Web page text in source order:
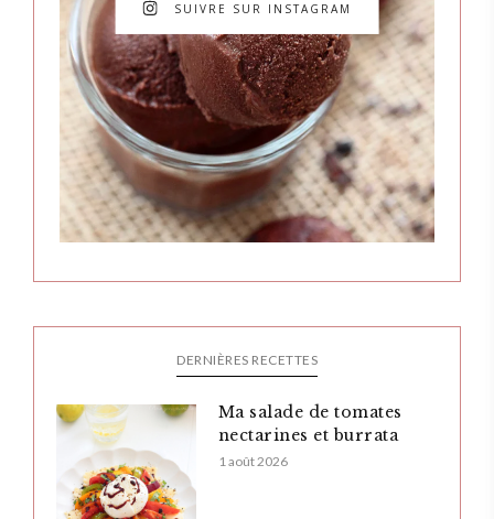
SUIVRE SUR INSTAGRAM
DERNIÈRES RECETTES
Ma salade de tomates
nectarines et burrata
1 août 2026